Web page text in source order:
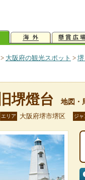
> 大阪府の観光スポット >
旧堺燈台 地図・
エリア 大阪府堺市堺区 ジ